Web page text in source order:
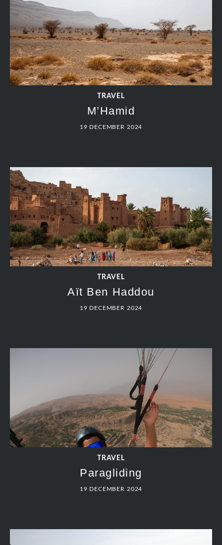
TRAVEL
M’Hamid
19 DECEMBER 2024
TRAVEL
Aït Ben Haddou
19 DECEMBER 2024
TRAVEL
Paragliding
19 DECEMBER 2024